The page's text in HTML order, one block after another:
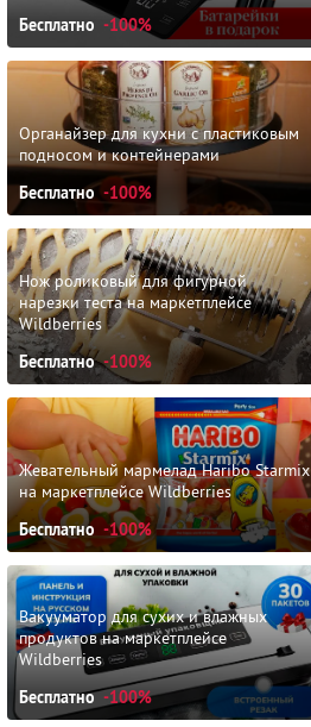
Бесплатно -100%
Органайзер для кухни с пластиковым
подносом и контейнерами
Бесплатно -100%
Нож роликовый для фигурной
нарезки теста на маркетплейсе
Wildberries
Бесплатно -100%
Жевательный мармелад Haribo Starmix
на маркетплейсе Wildberries
Бесплатно -100%
Вакууматор для сухих и влажных
продуктов на маркетплейсе
Wildberries
Бесплатно -100%